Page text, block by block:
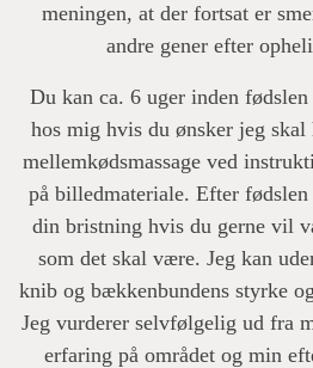
meningen, at der fortsat er
andre gener efter
Du kan ca. 6 uger inden
hos mig hvis du ønsker jeg
mellemkødsmassage ved
på billedmateriale. Efter
din bristning hvis du gerne vil
som det skal være. Jeg kan
knib og bækkenbundens styrke
Jeg vurderer selvfølgelig ud fra
erfaring på området og min